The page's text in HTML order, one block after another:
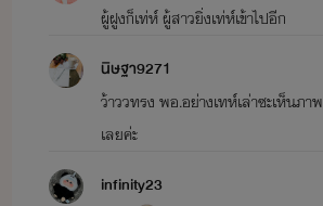
ผู้ฝูงก็เท่ห์ ผู้สาวยิ่งเท่ห์เข้าไปอีก
นิษฐา9271
ว้าววทรง พอ.อย่างเทห์เล่าซะเห็นภาพ
เลยค่ะ
infinity23